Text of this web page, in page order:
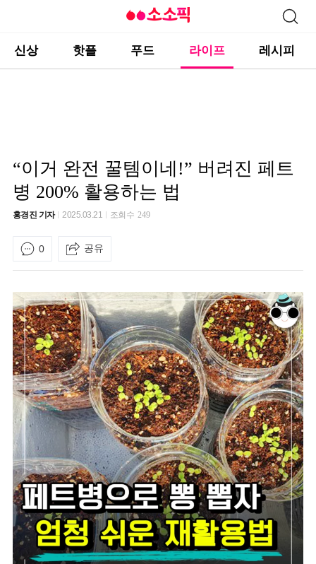
신상 핫플 푸드 라이프 레시피
“이거 완전 꿀템이네!” 버려진 페트
병 200% 활용하는 법
홍경진 기자 2025.03.21 조회수249
0 공유